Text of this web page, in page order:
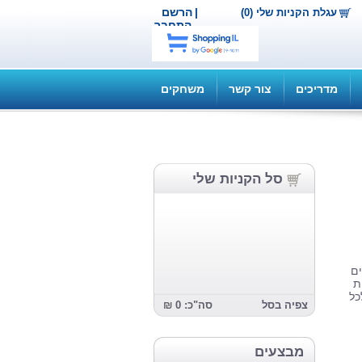
הרשם |
התחבר
עגלת הקניות שלי (0)
מדריכים צור קשר משחקים
סל הקניות שלי
צפיה בסל סה"כ: 0 ₪
מבצעים